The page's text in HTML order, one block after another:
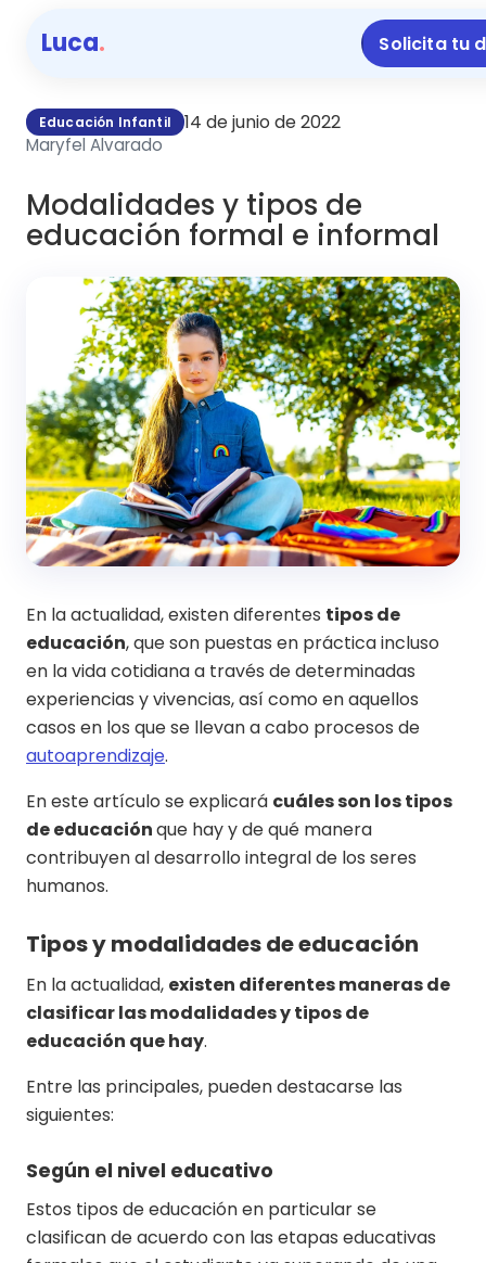
Luca. Solicita tu
Educación Infantil 14 de junio de 2022
Maryfel Alvarado
Modalidades y tipos de
educación formal e informal
En la actualidad, existen diferentes tipos de
educación, que son puestas en práctica incluso
en la vida cotidiana a través de determinadas
experiencias y vivencias, así como en aquellos
casos en los que se llevan a cabo procesos de
autoaprendizaje.
En este artículo se explicará cuáles son los tipos
de educaciónque hay y de qué manera
contribuyen al desarrollo integral de los seres
humanos.
Tipos y modalidades de educación
En la actualidad, existen diferentes maneras de
clasificar las modalidades y tipos de
educación que hay.
Entre las principales, pueden destacarse las
siguientes:
Según el nivel educativo
Estos tipos de educación en particular se
clasifican de acuerdo con las etapas educativas